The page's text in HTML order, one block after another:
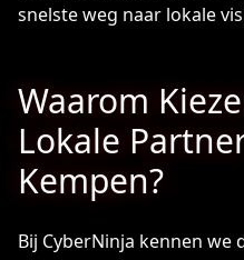
snelste weg naar lokale
Waarom
Lokale
Kempen?
Bij CyberNinja kennen we